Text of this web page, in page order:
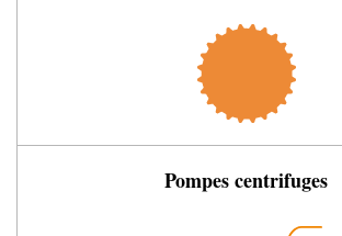
Pompes centrifuges